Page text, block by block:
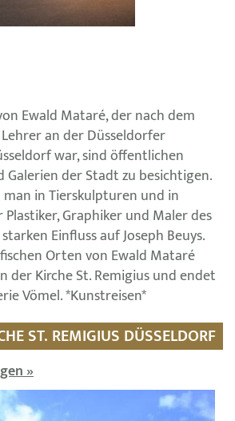
Ewald Mataré, der nach dem
an der Düsseldorfer
war, sind öffentlichen
Galerien der Stadt zu besichtigen.
in Tierskulpturen und in
Graphiker und Maler des
Einfluss auf Joseph Beuys.
Orten von Ewald Mataré
der Kirche St. Remigius und endet
Vömel. *Kunstreisen*
ST. REMIGIUS DÜSSELDORF
»